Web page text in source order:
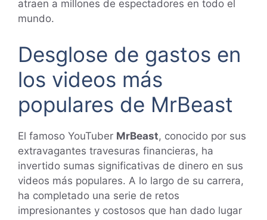
atraen a millones de espectadores en todo el
mundo.
Desglose de gastos en
los videos más
populares de MrBeast
El famoso YouTuber MrBeast, conocido por sus
extravagantes travesuras financieras, ha
invertido sumas significativas de dinero en sus
videos más populares. A lo largo de su carrera,
ha completado una serie de retos
impresionantes y costosos que han dado lugar